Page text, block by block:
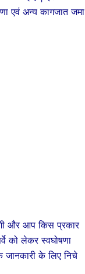
एवं अन्य कागजात जमा
और आप किस प्रकार
को लेकर स्वघोषणा
जानकारी के लिए निचे